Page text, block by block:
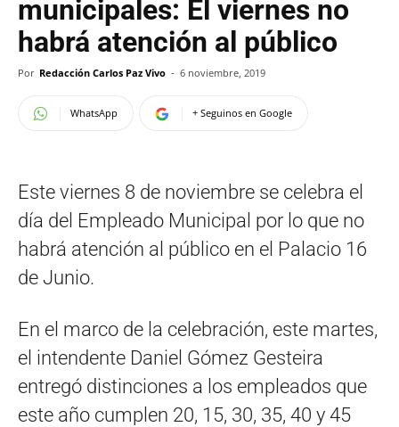
municipales: El viernes no
habrá atención al público
Por Redacción Carlos Paz Vivo - 6 noviembre, 2019
WhatsApp + Seguinos en Google
Este viernes 8 de noviembre se celebra el
día del Empleado Municipal por lo que no
habrá atención al público en el Palacio 16
de Junio.
En el marco de la celebración, este martes,
el intendente Daniel Gómez Gesteira
entregó distinciones a los empleados que
este año cumplen 20, 15, 30, 35, 40 y 45